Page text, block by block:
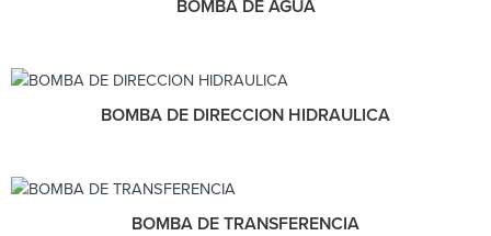
BOMBA DE AGUA
BOMBA DE DIRECCION HIDRAULICA
BOMBA DE TRANSFERENCIA